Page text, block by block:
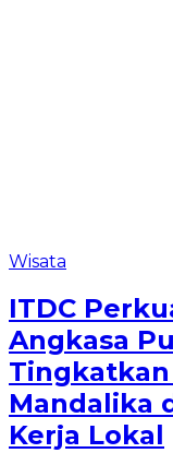
Wisata
ITDC
Angkasa
Tingkatkan
Mandalika
Kerja Lokal